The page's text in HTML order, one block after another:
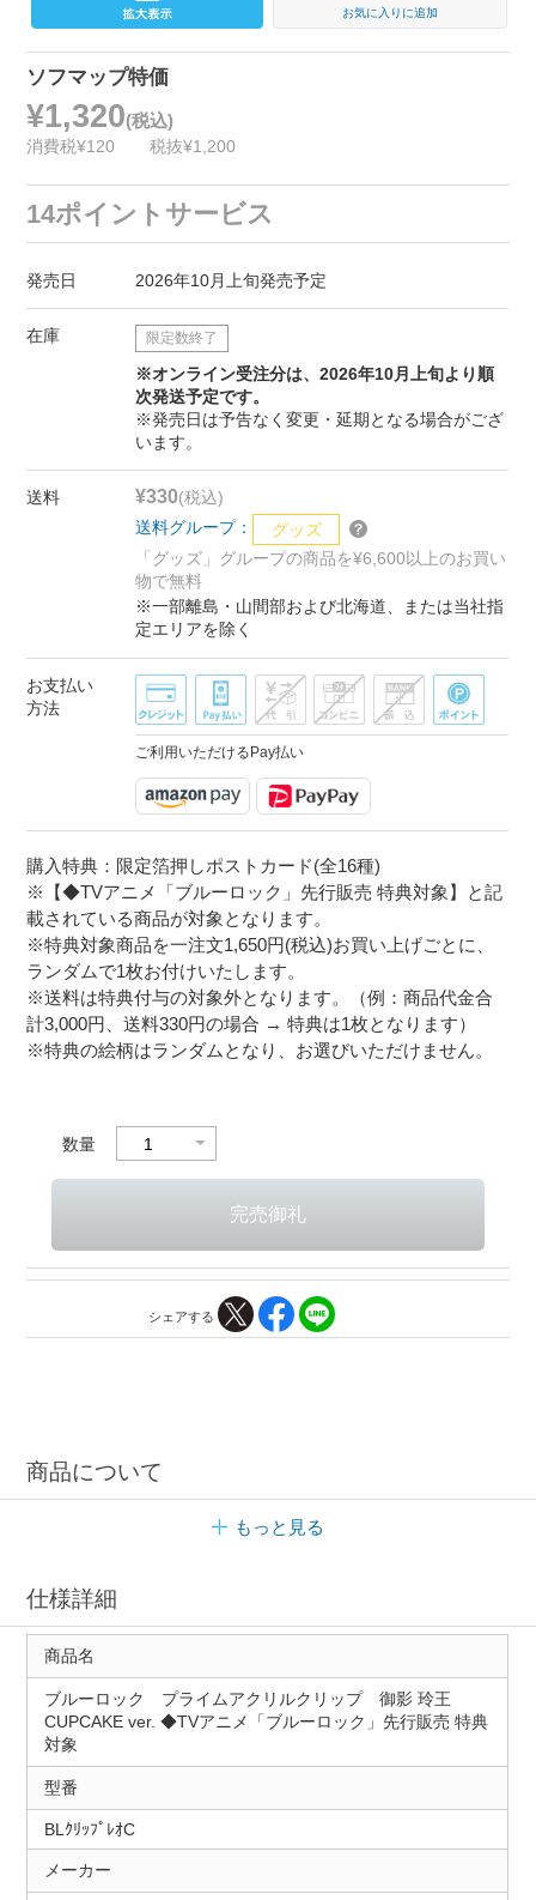
お気に入りに追加
ソフマップ特価
¥1,320(税込)
消費税¥120 税抜¥1,200
14ポイントサービス
発売日 2026年10月上旬発売予定
在庫 限定数終了
※オンライン受注分は、2026年10月上旬より順
次発送予定です。
※発売日は予告なく変更・延期となる場合がござ
います。
送料 ¥330(税込)
送料グループ：
グッズ
「グッズ」グループの商品を¥6,600以上のお買い
物で無料
※一部離島・山間部および北海道、または当社指
定エリアを除く
お支払い
方法
ご利用いただけるPay払い
購入特典：限定箔押しポストカード(全16種)
※【◆TVアニメ「ブルーロック」先行販売 特典対象】と記
載されている商品が対象となります。
※特典対象商品を一注文1,650円(税込)お買い上げごとに、
ランダムで1枚お付けいたします。
※送料は特典付与の対象外となります。（例：商品代金合
計3,000円、送料330円の場合 → 特典は1枚となります）
※特典の絵柄はランダムとなり、お選びいただけません。
数量
シェアする
商品について
もっと見る
仕様詳細
商品名
ブルーロック プライムアクリルクリップ 御影 玲王
CUPCAKE ver. ◆TVアニメ「ブルーロック」先行販売 特典
対象
型番
BLｸﾘｯﾌﾟﾚｵC
メーカー